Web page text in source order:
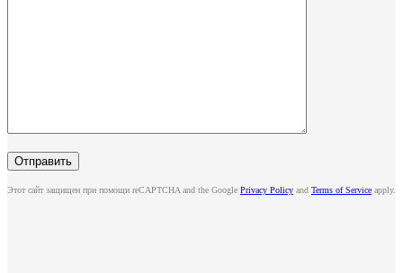
Этот сайт защищен при помощи reCAPTCHA and the Google Privacy Policy and Terms of Service apply.